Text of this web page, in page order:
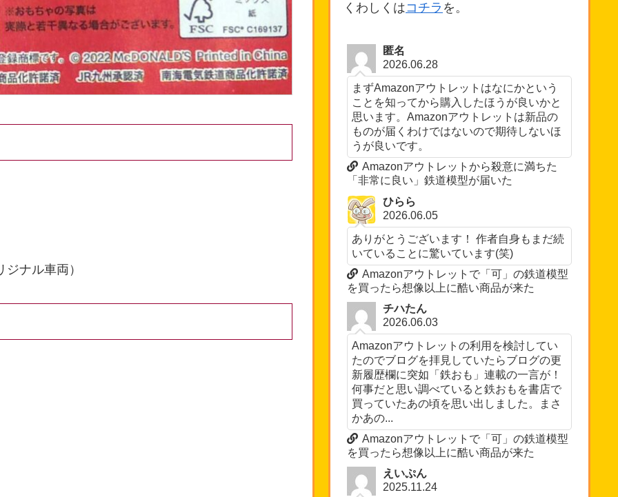
ナル車両）
くわしくはコチラ を。
匿名
2026.06.28
まずAmazonアウトレットはなにかという
ことを知ってから購入したほうが良いかと
思います。Amazonアウトレットは新品の
ものが届くわけではないので期待しないほ
うが良いです。
Amazonアウトレットから殺意に満ちた
「非常に良い」鉄道模型が届いた
ひらら
2026.06.05
ありがとうございます！ 作者自身もまだ続
いていることに驚いています(笑)
Amazonアウトレットで「可」の鉄道模型
を買ったら想像以上に酷い商品が来た
チハたん
2026.06.03
Amazonアウトレットの利用を検討してい
たのでブログを拝見していたらブログの更
新履歴欄に突如「鉄おも」連載の一言が！
何事だと思い調べていると鉄おもを書店で
買っていたあの頃を思い出しました。まさ
かあの...
Amazonアウトレットで「可」の鉄道模型
を買ったら想像以上に酷い商品が来た
えいぷん
2025.11.24